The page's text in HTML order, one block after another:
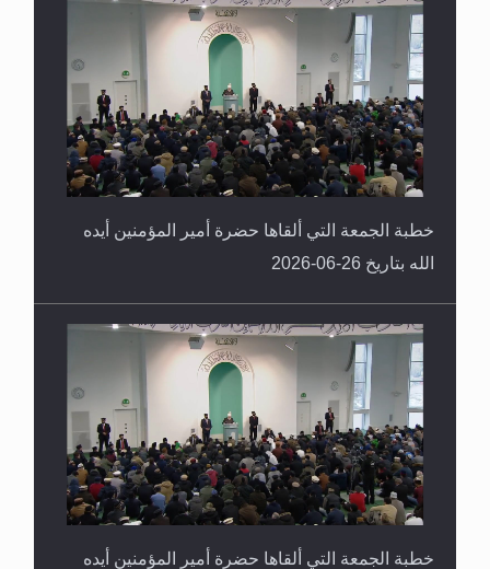
خطبة الجمعة التي ألقاها حضرة أمير المؤمنين أيده
الله بتاريخ 26-06-2026
خطبة الجمعة التي ألقاها حضرة أمير المؤمنين أيده